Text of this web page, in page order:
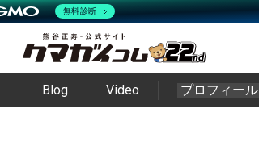
Blog Video プロフィール
無料診断